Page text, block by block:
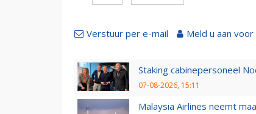
Verstuur per e-mail Meld u aan
Staking cabinepersoneel
07-08-2026, 15:11
Malaysia Airlines neemt